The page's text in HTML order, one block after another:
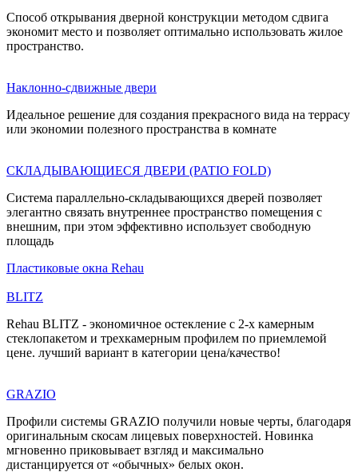
Cпособ открывания дверной конструкции методом сдвига
экономит место и позволяет оптимально использовать жилое
пространство.
Наклонно-сдвижные двери
Идеальное решение для создания прекрасного вида на террасу
или экономии полезного пространства в комнате
СКЛАДЫВАЮЩИЕСЯ ДВЕРИ (PATIO FOLD)
Система параллельно-складывающихся дверей позволяет
элегантно связать внутреннее пространство помещения с
внешним, при этом эффективно использует свободную
площадь
Пластиковые окна Rehau
BLITZ
Rehau BLITZ - экономичное остекление с 2-х камерным
стеклопакетом и трехкамерным профилем по приемлемой
цене. лучший вариант в категории цена/качество!
GRAZIO
Профили системы GRAZIO получили новые черты, благодаря
оригинальным скосам лицевых поверхностей. Новинка
мгновенно приковывает взгляд и максимально
дистанцируется от «обычных» белых окон.